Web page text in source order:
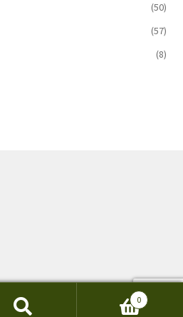
(50)
(57)
(8)
0